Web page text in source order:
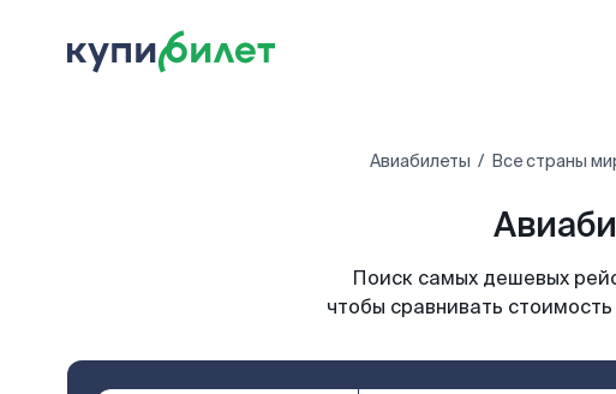
Авиабилеты Все страны
Поиск самых дешевых
чтобы сравнивать